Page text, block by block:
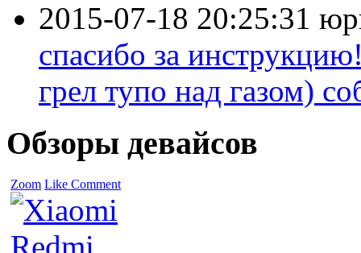
2015-07-18 20:25:31
спасибо за
грел тупо над газом)
Обзоры девайсов
Zoom Like Comment